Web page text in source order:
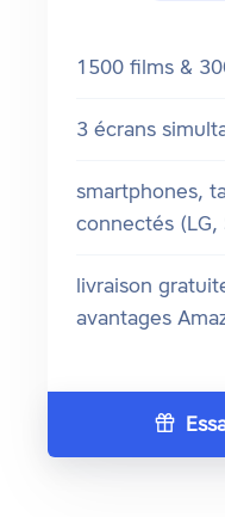
1500 films &
3 écrans
smartphones,
connectés (LG,
livraison
avantages